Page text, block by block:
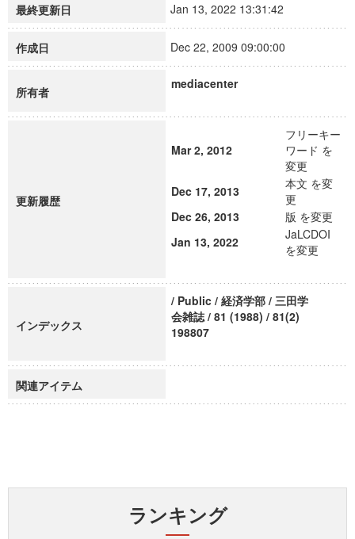
最終更新日 Jan 13, 2022 13:31:42
作成日 Dec 22, 2009 09:00:00
所有者
mediacenter
更新履歴
Mar 2, 2012
フリーキー
ワード を
変更
Dec 17, 2013
本文 を変
更
Dec 26, 2013
版 を変更
Jan 13, 2022
JaLCDOI
を変更
インデックス
/ Public / 経済学部 / 三田学
会雑誌 / 81 (1988) / 81(2)
198807
関連アイテム
ランキング